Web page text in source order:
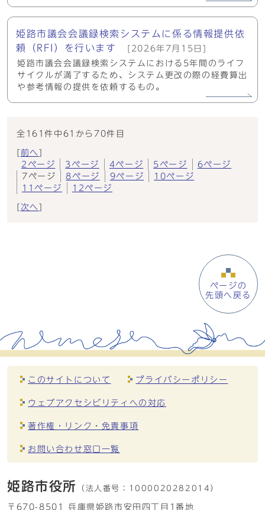
姫路市議会会議録検索システムに係る情報提供依
頼（RFI）を行います
[2026年7月15日]
姫路市議会会議録検索システムにおける5年間のライフ
サイクルが満了するため、システム更改の際の経費算出
や参考情報の提供を依頼するもの。
全161件中61から70件目
前へ
2ページ
3ページ 4ページ 5ページ
6ページ
7ページ
8ページ 9ページ
10ページ
11ページ
12ページ
次へ
ページの
先頭へ戻る
このサイトについて プライバシーポリシー
ウェブアクセシビリティへの対応
著作権・リンク・免責事項
お問い合わせ窓口一覧
姫路市役所 （法人番号： 1000020282014）
〒670-8501 兵庫県姫路市安田四丁目1番地